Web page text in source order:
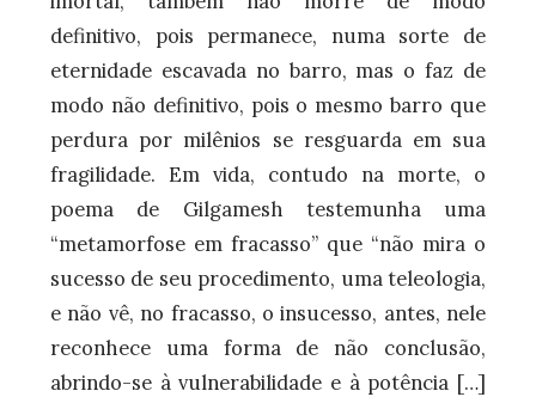
definitivo, pois permanece, numa sorte de
eternidade escavada no barro, mas o faz de
modo não definitivo, pois o mesmo barro que
perdura por milênios se resguarda em sua
fragilidade. Em vida, contudo na morte, o
poema de Gilgamesh testemunha uma
“metamorfose em fracasso” que “não mira o
sucesso de seu procedimento, uma teleologia,
e não vê, no fracasso, o insucesso, antes, nele
reconhece uma forma de não conclusão,
abrindo-se à vulnerabilidade e à potência […]